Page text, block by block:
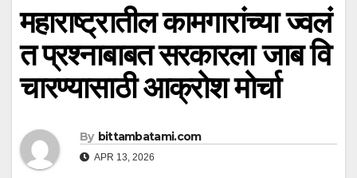
महाराष्ट्रातील कामगारांच्या ज्वलं
त प्रश्नाबाबत सरकारला जाब वि
चारण्यासाठी आक्रोश मोर्चा
By bittambatami.com
APR 13, 2026